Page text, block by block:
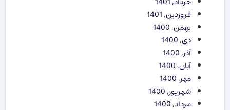
فروردین, 1401
بهمن, 1400
دی, 1400
آذر, 1400
آبان, 1400
مهر, 1400
شهریور, 1400
مرداد, 1400